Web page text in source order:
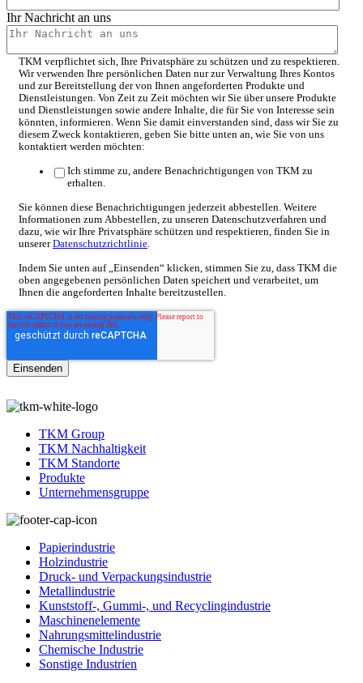
Ihr Nachricht an uns
TKM verpflichtet sich, Ihre Privatsphäre zu schützen und zu respektieren.
Wir verwenden Ihre persönlichen Daten nur zur Verwaltung Ihres Kontos
und zur Bereitstellung der von Ihnen angeforderten Produkte und
Dienstleistungen. Von Zeit zu Zeit möchten wir Sie über unsere Produkte
und Dienstleistungen sowie andere Inhalte, die für Sie von Interesse sein
könnten, informieren. Wenn Sie damit einverstanden sind, dass wir Sie zu
diesem Zweck kontaktieren, geben Sie bitte unten an, wie Sie von uns
kontaktiert werden möchten:
Ich stimme zu, andere Benachrichtigungen von TKM zu
erhalten.
Sie können diese Benachrichtigungen jederzeit abbestellen. Weitere
Informationen zum Abbestellen, zu unseren Datenschutzverfahren und
dazu, wie wir Ihre Privatsphäre schützen und respektieren, finden Sie in
unsererDatenschutzrichtlinie
Indem Sie unten auf „Einsenden“ klicken, stimmen Sie zu, dass TKM die
oben angegebenen persönlichen Daten speichert und verarbeitet, um
Ihnen die angeforderten Inhalte bereitzustellen.
TKM Group
TKM Nachhaltigkeit
TKM Standorte
Produkte
Unternehmensgruppe
Papierindustrie
Holzindustrie
Druck- und Verpackungsindustrie
Metallindustrie
Kunststoff-, Gummi-, und Recyclingindustrie
Maschinenelemente
Nahrungsmittelindustrie
Chemische Industrie
Sonstige Industrien